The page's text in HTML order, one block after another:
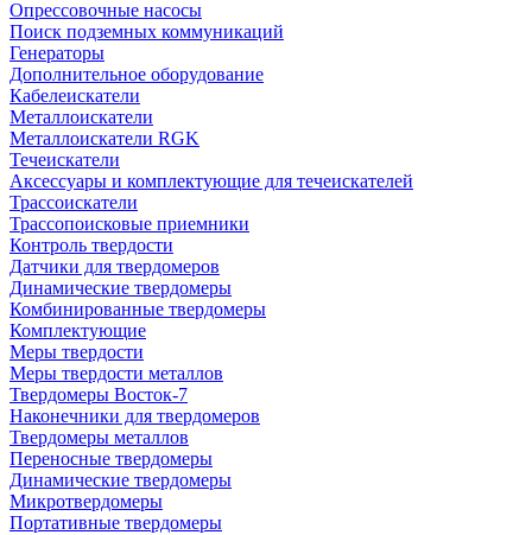
Опрессовочные насосы
Поиск подземных коммуникаций
Генераторы
Дополнительное оборудование
Кабелеискатели
Металлоискатели
Металлоискатели RGK
Течеискатели
Аксессуары и комплектующие для течеискателей
Трассоискатели
Трассопоисковые приемники
Контроль твердости
Датчики для твердомеров
Динамические твердомеры
Комбинированные твердомеры
Комплектующие
Меры твердости
Меры твердости металлов
Твердомеры Восток-7
Наконечники для твердомеров
Твердомеры металлов
Переносные твердомеры
Динамические твердомеры
Микротвердомеры
Портативные твердомеры